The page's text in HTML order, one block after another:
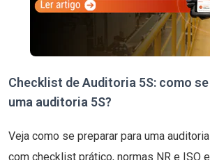
Checklist de Auditoria 5S: como
uma auditoria 5S?
Veja como se preparar para uma
com checklist prático, normas NR e ISO